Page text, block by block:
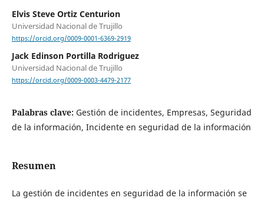
Elvis Steve Ortiz Centurion
Universidad Nacional de Trujillo
https://orcid.org/0009-0001-6369-2919
Jack Edinson Portilla Rodriguez
Universidad Nacional de Trujillo
https://orcid.org/0009-0003-4479-2177
Palabras clave: Gestión de incidentes, Empresas, Seguridad
de la información, Incidente en seguridad de la información
Resumen
La gestión de incidentes en seguridad de la información se